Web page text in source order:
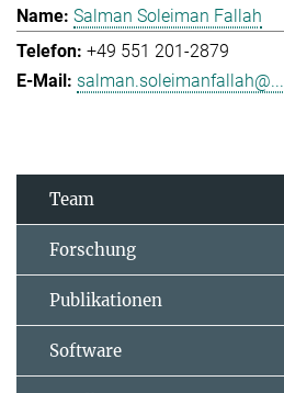
Salman Soleiman Fallah
+49 551 201-2879
salman.soleimanfallah@...
Team
Forschung
Publikationen
Software